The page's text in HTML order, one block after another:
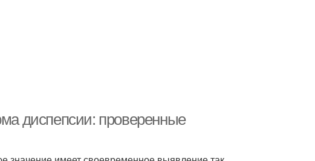
диспепсии: проверенные